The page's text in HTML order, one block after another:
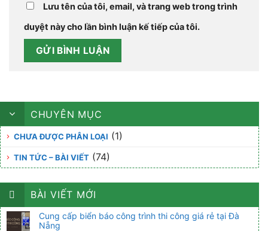
Lưu tên của tôi, email, và trang web trong trình
duyệt này cho lần bình luận kế tiếp của tôi.
CHUYÊN MỤC
CHƯA ĐƯỢC PHÂN LOẠI (1)
TIN TỨC – BÀI VIẾT (74)
BÀI VIẾT MỚI
Cung cấp biển báo công trình thi công giá rẻ tại Đà
Nẵng